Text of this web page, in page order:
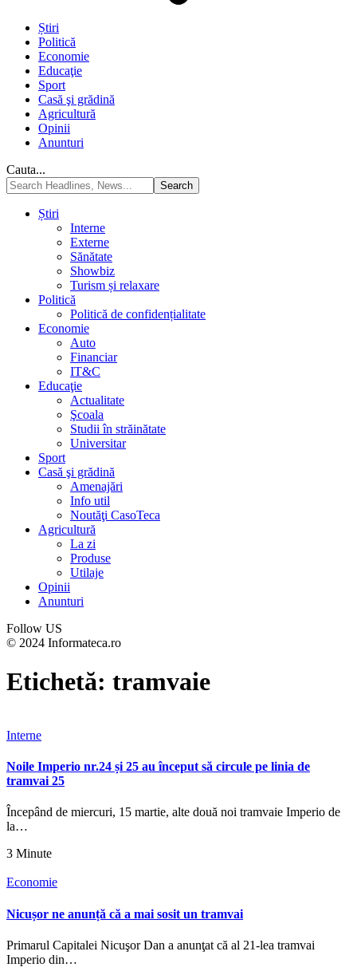
Știri
Politică
Economie
Educaţie
Sport
Casă şi grădină
Agricultură
Opinii
Anunturi
Cauta...
Știri
Interne
Externe
Sănătate
Showbiz
Turism și relaxare
Politică
Politică de confidențialitate
Economie
Auto
Financiar
IT&C
Educaţie
Actualitate
Şcoala
Studii în străinătate
Universitar
Sport
Casă şi grădină
Amenajări
Info util
Noutăţi CasoTeca
Agricultură
La zi
Produse
Utilaje
Opinii
Anunturi
Follow US
© 2024 Informateca.ro
Etichetă: tramvaie
Interne
Noile Imperio nr.24 și 25 au început să circule pe linia de
tramvai 25
Începând de miercuri, 15 martie, alte două noi tramvaie Imperio de
la…
3 Minute
Economie
Nicușor ne anunță că a mai sosit un tramvai
Primarul Capitalei Nicuşor Dan a anunţat că al 21-lea tramvai
Imperio din…